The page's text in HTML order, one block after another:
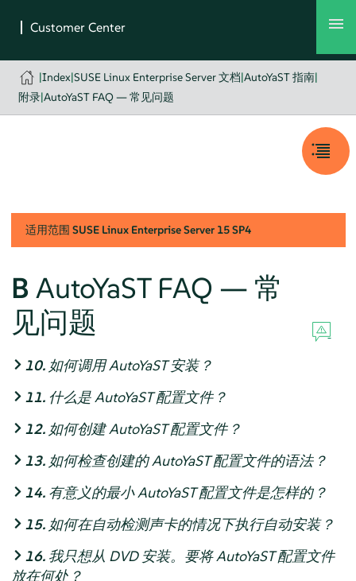
|Index|SUSE Linux Enterprise Server 文档|AutoYaST 指南|
附录|AutoYaST FAQ — 常见问题
适用范围 SUSE Linux Enterprise Server 15 SP4
B AutoYaST FAQ — 常
见问题
10.如何调用 AutoYaST 安装？
11.什么是 AutoYaST 配置文件？
12.如何创建 AutoYaST 配置文件？
13.如何检查创建的 AutoYaST 配置文件的语法？
14.有意义的最小 AutoYaST 配置文件是怎样的？
15.如何在自动检测声卡的情况下执行自动安装？
16.我只想从 DVD 安装。要将 AutoYaST 配置文件
放在何处？